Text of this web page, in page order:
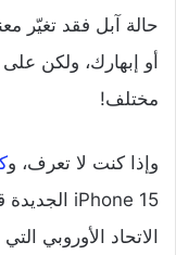
حالة آبل فقد تغيّر
أو إبهارك، ولكن
مختلف!
وإذا كنت لا تعرف، و
الاتحاد الأوروبي